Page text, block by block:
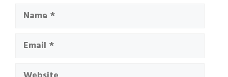
Name
Email
Website